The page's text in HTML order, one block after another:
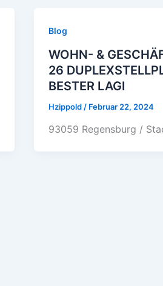
Blog
WOHN- &
26
BESTER LAGI
Hzippold / Februar 22, 2024
93059 Regensburg /